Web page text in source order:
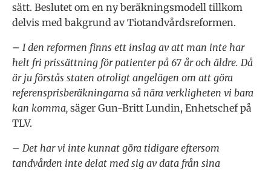
sätt. Beslutet om en ny beräkningsmodell tillkom
delvis med bakgrund av Tiotandvårdsreformen.
– I den reformen finns ett inslag av att man inte har
helt fri prissättning för patienter på 67 år och äldre. Då
är ju förstås staten otroligt angelägen om att göra
referensprisberäkningarna så nära verkligheten vi bara
kan komma, säger Gun-Britt Lundin, Enhetschef på
TLV.
– Det har vi inte kunnat göra tidigare eftersom
tandvården inte delat med sig av data från sina